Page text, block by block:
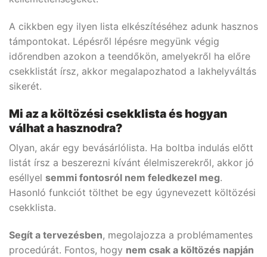
A cikkben egy ilyen lista elkészítéséhez adunk hasznos
támpontokat. Lépésről lépésre megyünk végig
időrendben azokon a teendőkön, amelyekről ha előre
csekklistát írsz, akkor megalapozhatod a lakhelyváltás
sikerét.
Mi az a költözési csekklista és hogyan
válhat a hasznodra?
Olyan, akár egy bevásárlólista. Ha boltba indulás előtt
listát írsz a beszerezni kívánt élelmiszerekről, akkor jó
eséllyel semmi fontosról nem feledkezel meg.
Hasonló funkciót tölthet be egy úgynevezett költözési
csekklista.
Segít a tervezésben, megolajozza a problémamentes
procedúrát. Fontos, hogy nem csak a költözés napján